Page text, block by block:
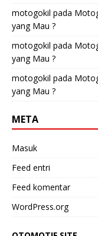
motogokil pada
yang Mau ?
motogokil pada
yang Mau ?
motogokil pada
yang Mau ?
META
Masuk
Feed entri
Feed komentar
WordPress.org